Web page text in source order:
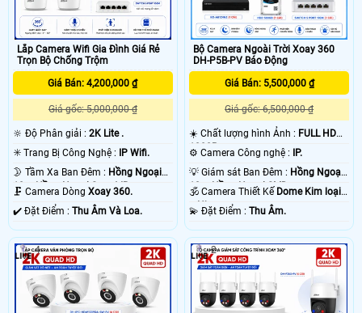
🎁 Có thể nóilắp camera có báo động chống trộmlà giải pháp để nâng cao
chất lượng cuộc sống. tuy nhiên camera báo động chống trộm Dahua thì sẽ
không hoàn hảo bằng 1 bộ báo động chống trộm Dahua chuyên nghiệp, vì
camera báo động chống trộm Dahua sẽ có độ trể đáng kể khoảng 2- 3 phút
sau khi xẩy ra sự cố. chắc chắc camera nào cũng vậy thôi. vì ông nghệ báo
động chống trộm Dahua của camera hoặt động thong qua mạng internet do
đó có độ trể là do mạng chứ không phải do thiết bị camera chống trộm Dahua .
Lắp Camera Wifi Gia Đình Giá Rẻ
Trọn Bộ Chống Trộm
Giá Bán: 4,200,000 ₫
Giá gốc: 5,000,000 ₫
🔆 Độ Phân giải : 2K Lite .
✳️ Trang Bị Công Nghệ :
IP Wifi.
🌛 Tầm Xa Ban Đêm : Hồng Ngoại
10m Hồng Ngoại Smart IR.
🗜️ Camera Dòng Xoay 360.
️✔️ Đặt Điểm : Thu Âm Và Loa.
Bộ Camera Ngoài Trời Xoay 360
DH-P5B-PV Báo Động
Giá Bán: 5,500,000 ₫
Giá gốc: 6,500,000 ₫
☀️ Chất lượng hình Ảnh : FULL HD
1080P .
⚙ Camera Công nghệ :
IP.
💡 Giám sát Ban Đêm : Hồng Ngoại
10m Hồng Ngoại SMD.
🕉️ Camera Thiết Kế Dome Kim loại
+ Nhựa.
️💫 Đặt Điểm :Thu Âm.
4 2